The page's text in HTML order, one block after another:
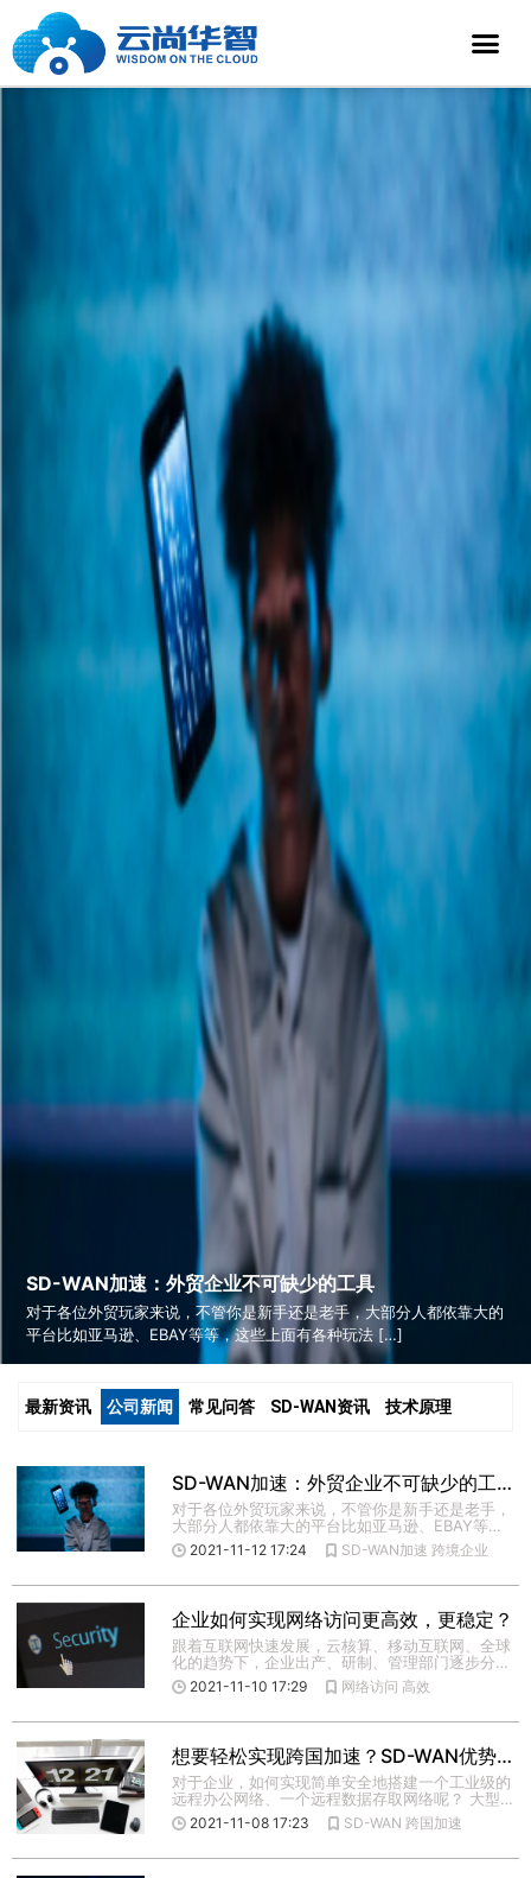
SD-WAN加速：外贸企业不可缺少的工具
对于各位外贸玩家来说，不管你是新手还是老手，大部分人都依靠大的
平台比如亚马逊、EBAY等等，这些上面有各种玩法 […]
最新资讯 公司新闻 常见问答 SD-WAN资讯 技术原理
SD-WAN加速：外贸企业不可缺少的工具
对于各位外贸玩家来说，不管你是新手还是老手，
大部分人都依靠大的平台比如亚马逊、EBAY等
等，这些上面有各种玩法 […]
2021-11-12 17:24 SD-WAN加速 跨境企业
企业如何实现网络访问更高效，更稳定？
跟着互联网快速发展，云核算、移动互联网、全球
化的趋势下，企业出产、研制、管理部门逐步分
离，企业界越来越多的跨区 […]
2021-11-10 17:29 网络访问 高效
想要轻松实现跨国加速？SD-WAN优势明显
对于企业，如何实现简单安全地搭建一个工业级的
远程办公网络、一个远程数据存取网络呢？ 大型
的企业会选择使用MPL […]
2021-11-08 17:23 SD-WAN 跨国加速